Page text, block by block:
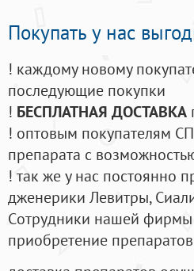
Покупать у нас
! каждому новому
последующие покупки
! БЕСПЛАТНАЯ ДОСТАВКА
! оптовым покупателям
препарата с
! так же у нас постоянно
дженерики Левитры,
Cотрудники нашей фирмы
приобретение